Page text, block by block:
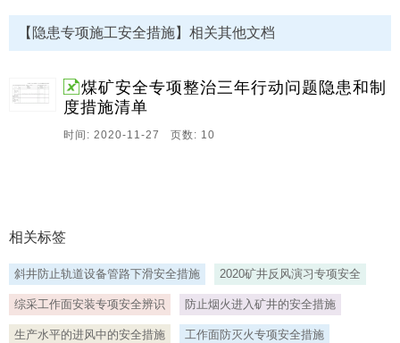
运输、检测，工作量大，也存有很大风险。此次运输条
件：为装备成品保护性运输，且便于今后安装。在运输
道路及各方条件最大允许情况下，尽可能制定以下安装
13、阳煤集团平舒公司15109专用抽采措施巷整巷施工
总工程师：安全监察部技术主管：机运部技术主管：通
况 顾桥主井井筒已与2004年10月27日安全顺利地落底
护结束 该井筒主要出水点在冻结段底部的大壁座段上下
并随冻结段解冻 井筒涌水量日益增加 井筒基岩段采用地
面预注浆施工效果较好 实际揭露时基本无水 冻结段以下
的20m范围内的基岩段井壁接茬出水点较多 根据施工时
【隐患专项施工安全措施】相关其他文档
煤矿安全专项整治三年行动问题隐患和制
度措施清单
时间: 2020-11-27 页数: 10
相关标签
斜井防止轨道设备管路下滑安全措施 2020矿井反风演习专项安全
综采工作面安装专项安全辨识 防止烟火进入矿井的安全措施
生产水平的进风中的安全措施 工作面防灭火专项安全措施